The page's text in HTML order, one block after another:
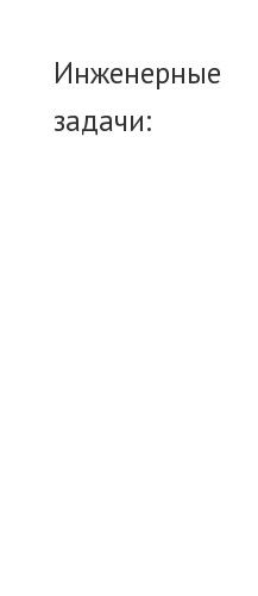
Инженерные
задачи: